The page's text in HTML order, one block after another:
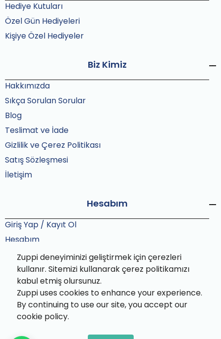
Zuppi deneyiminizi geliştirmek için çerezleri
kullanır. Sitemizi kullanarak çerez politikamızı
kabul etmiş olursunuz.
Zuppi uses cookies to enhance your experience.
By continuing to use our site, you accept our
cookie policy.
Hediye Kutuları
Özel Gün Hediyeleri
Kişiye Özel Hediyeler
Biz Kimiz
Hakkımızda
Sıkça Sorulan Sorular
Blog
Teslimat ve İade
Gizlilik ve Çerez Politikası
Satış Sözleşmesi
İletişim
Hesabım
Giriş Yap / Kayıt Ol
Hesabım
Siparişlerim
Sipariş Takip
Zuppi© 2025 Tüm hakları saklıdır. Bu site Zuppi ekibi